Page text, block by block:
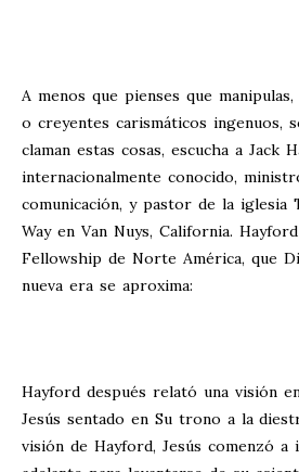
A menos que pienses que
o creyentes carismáticos ingenuos,
claman estas cosas, escucha a Jack
internacionalmente conocido,
comunicación, y pastor de la iglesia
Way en Van Nuys, California.
Fellowship de Norte América, que
nueva era se aproxima:
Hayford después relató una visión
Jesús sentado en Su trono a la
visión de Hayford, Jesús comenzó a